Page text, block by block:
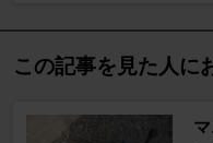
この記事を見た人に